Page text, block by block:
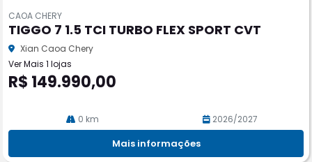
pa
rtil
he
CAOA CHERY
TIGGO 7 1.5 TCI TURBO FLEX SPORT CVT
Xian Caoa Chery
Ver Mais 1 lojas
R$ 149.990,00
0 km 2026/2027
Mais informações